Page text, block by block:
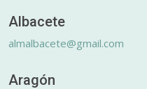
Albacete
almalbacete@gmail.com
Aragón